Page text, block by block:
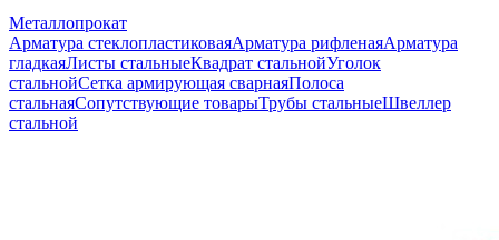
Металлопрокат
Арматура стеклопластиковаяАрматура рифленаяАрматура
гладкаяЛисты стальныеКвадрат стальнойУголок
стальнойСетка армирующая сварнаяПолоса
стальнаяСопутствующие товарыТрубы стальныеШвеллер
стальной